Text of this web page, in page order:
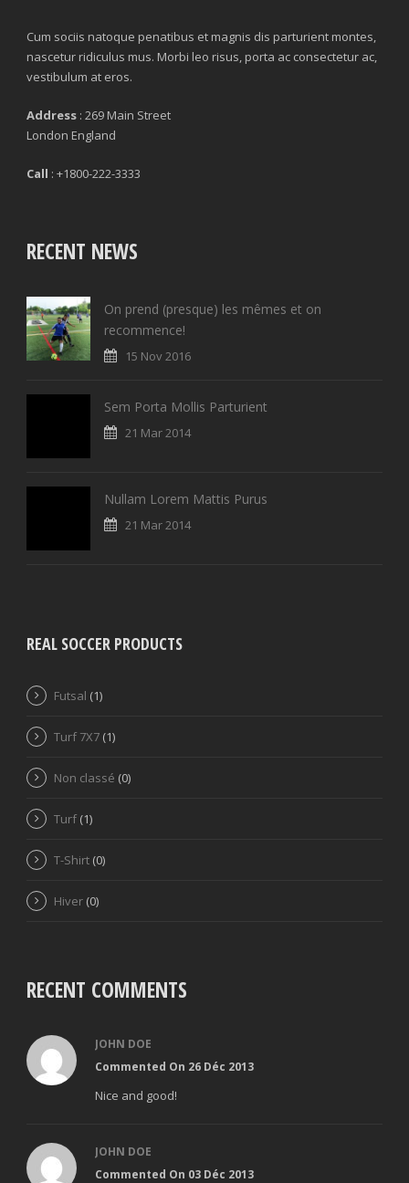
Cum sociis natoque penatibus et magnis dis parturient montes,
nascetur ridiculus mus. Morbi leo risus, porta ac consectetur ac,
vestibulum at eros.
Address : 269 Main Street
London England
Call : +1800-222-3333
RECENT NEWS
On prend (presque) les mêmes et on
recommence!
15 Nov 2016
Sem Porta Mollis Parturient
21 Mar 2014
Nullam Lorem Mattis Purus
21 Mar 2014
REAL SOCCER PRODUCTS
Futsal (1)
Turf 7X7 (1)
Non classé (0)
Turf (1)
T-Shirt (0)
Hiver (0)
RECENT COMMENTS
JOHN DOE
Commented On 26 Déc 2013
Nice and good!
JOHN DOE
Commented On 03 Déc 2013